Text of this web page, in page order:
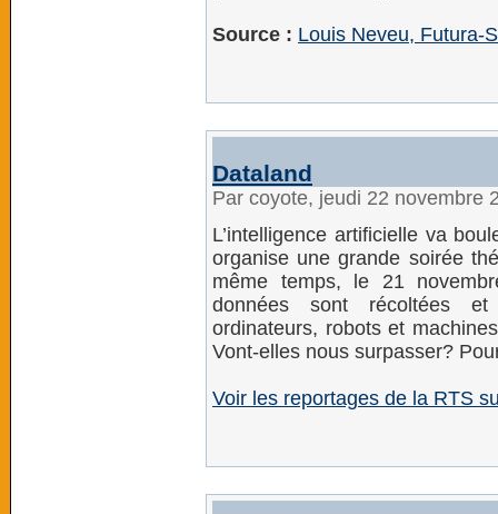
Source : Louis Neveu, Futura-
Dataland
Par coyote, jeudi 22 novembre
L’intelligence artificielle va
organise une grande soirée
même temps, le 21
données sont récoltées et
ordinateurs, robots et
Vont-elles nous surpasser?
Voir les reportages de la RTS